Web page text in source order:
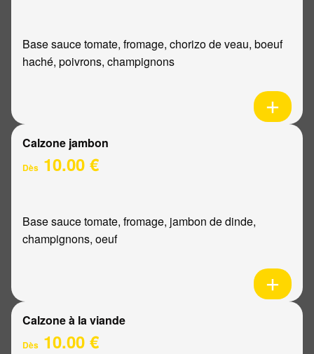
Base sauce tomate, fromage, chorizo de veau, boeuf
haché, poivrons, champignons
Calzone jambon
Dès 10.00 €
Base sauce tomate, fromage, jambon de dinde,
champignons, oeuf
Calzone à la viande
Dès 10.00 €